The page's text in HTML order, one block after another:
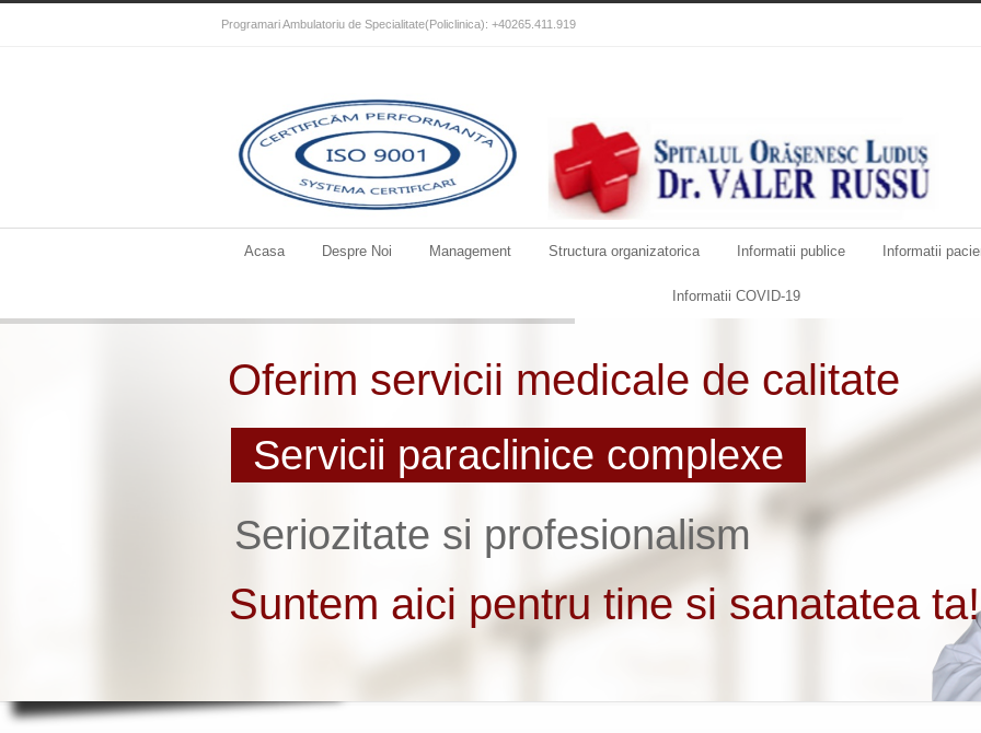
Programari Ambulatoriu de Specialitate(Policlinica): +40265.411.919
Acasa Despre Noi Management Structura organizatorica Informatii publice Informatii
Informatii COVID-19